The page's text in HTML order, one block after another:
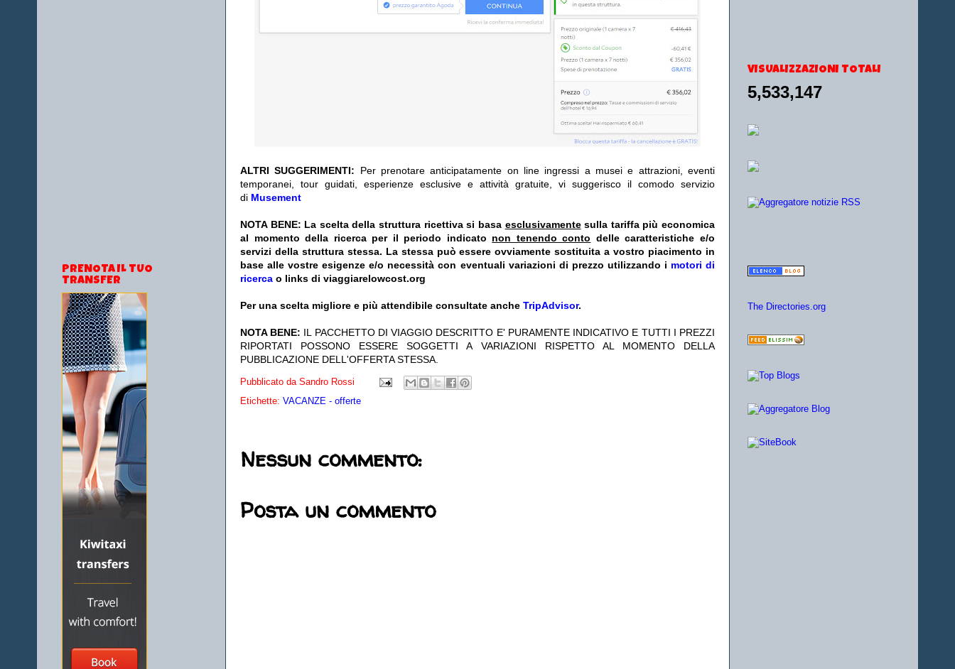
ALTRI SUGGERIMENTI: Per prenotare anticipatamente on line ingressi a musei e attrazioni, eventi
temporanei, tour guidati, esperienze esclusive e attività gratuite, vi suggerisco il comodo servizio
di Musement
NOTA BENE: La scelta della struttura ricettiva si basa esclusivamentesulla tariffa più economica
al momento della ricerca per il periodo indicato non tenendo conto delle caratteristiche e/o
servizi della struttura stessa. La stessa può essere ovviamente sostituita a vostro piacimento in
base alle vostre esigenze e/o necessità con eventuali variazioni di prezzo utilizzando i motori di
ricerca o links di viaggiarelowcost.org
Per una scelta migliore e più attendibile consultate anche TripAdvisor.
NOTA BENE: IL PACCHETTO DI VIAGGIO DESCRITTO E' PURAMENTE INDICATIVO E TUTTI I PREZZI
RIPORTATI POSSONO ESSERE SOGGETTI A VARIAZIONI RISPETTO AL MOMENTO DELLA
PUBBLICAZIONE DELL'OFFERTA STESSA.
Pubblicato da Sandro Rossi
Etichette: VACANZE - offerte
Nessun commento:
Posta un commento
PRENOTA IL TUO
TRANSFER
VISUALIZZAZIONI TOTALI
5,533,147
The Directories.org